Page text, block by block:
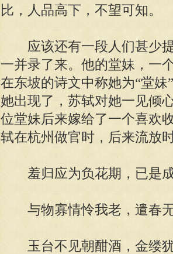
比，人品高下，不望可知。
应该还有一段人们甚少提
一并录了来。他的堂妹，一
在东坡的诗文中称她为“堂妹
她出现了，苏轼对她一见倾
位堂妹后来嫁给了一个喜欢
轼在杭州做官时，后来流
羞归应为负花期，已是
与物寡情怜我老，遣春
玉台不见朝酣酒，金缕